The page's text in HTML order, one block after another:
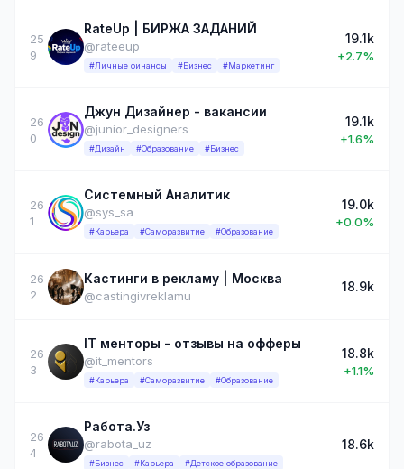
25
9
RateUp | БИРЖА ЗАДАНИЙ
@rateeup
#Личные финансы #Бизнес #Маркетинг
19.1k
+2.7%
26
0
Джун Дизайнер - вакансии
@junior_designers
#Дизайн #Образование #Бизнес
19.1k
+1.6%
26
1
Системный Аналитик
@sys_sa
#Карьера #Саморазвитие #Образование
19.0k
+0.0%
26
2
Кастинги в рекламу | Москва
@castingivreklamu
18.9k
26
3
IT менторы - отзывы на офферы
@it_mentors
#Карьера #Саморазвитие #Образование
18.8k
+1.1%
26
4
Работа.Уз
@rabota_uz
#Бизнес #Карьера #Детское образование
18.6k